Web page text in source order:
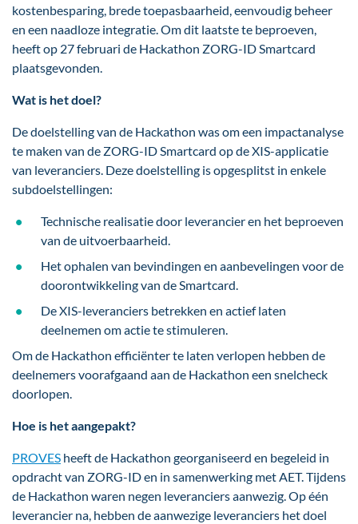
kostenbesparing, brede toepasbaarheid, eenvoudig beheer
en een naadloze integratie. Om dit laatste te beproeven,
heeft op 27 februari de Hackathon ZORG-ID Smartcard
plaatsgevonden.
Wat is het doel?
De doelstelling van de Hackathon was om een impactanalyse
te maken van de ZORG-ID Smartcard op de XIS-applicatie
van leveranciers. Deze doelstelling is opgesplitst in enkele
subdoelstellingen:
Technische realisatie door leverancier en het beproeven
van de uitvoerbaarheid.
Het ophalen van bevindingen en aanbevelingen voor de
doorontwikkeling van de Smartcard.
De XIS-leveranciers betrekken en actief laten
deelnemen om actie te stimuleren.
Om de Hackathon efficiënter te laten verlopen hebben de
deelnemers voorafgaand aan de Hackathon een snelcheck
doorlopen.
Hoe is het aangepakt?
PROVES heeft de Hackathon georganiseerd en begeleid in
opdracht van ZORG-ID en in samenwerking met AET. Tijdens
de Hackathon waren negen leveranciers aanwezig. Op één
leverancier na, hebben de aanwezige leveranciers het doel